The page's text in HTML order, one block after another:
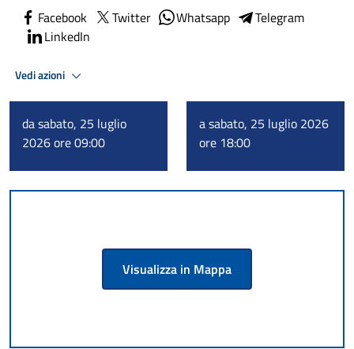
Facebook Twitter Whatsapp
Telegram
LinkedIn
Vedi azioni
da sabato, 25 luglio
2026 ore 09:00
a sabato, 25 luglio 2026
ore 18:00
Visualizza in Mappa